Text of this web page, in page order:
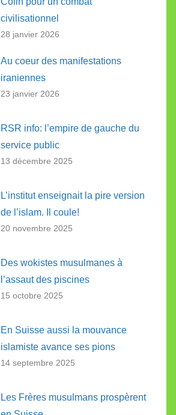
civilisationnel
28 janvier 2026
Au coeur des manifestations
iraniennes
23 janvier 2026
RSR info: l’empire de gauche du
service public
13 décembre 2025
L’institut enseignait la pire version
de l’islam. Il coule!
20 novembre 2025
Des wokistes musulmanes à
l’assaut des piscines
15 octobre 2025
En Suisse aussi la mouvance
islamiste avance ses pions
14 septembre 2025
Les Frères musulmans prospèrent